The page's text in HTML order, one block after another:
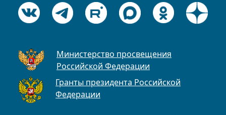
Министерство просвещения
Российской Федерации
Гранты президента Российской
Федерации